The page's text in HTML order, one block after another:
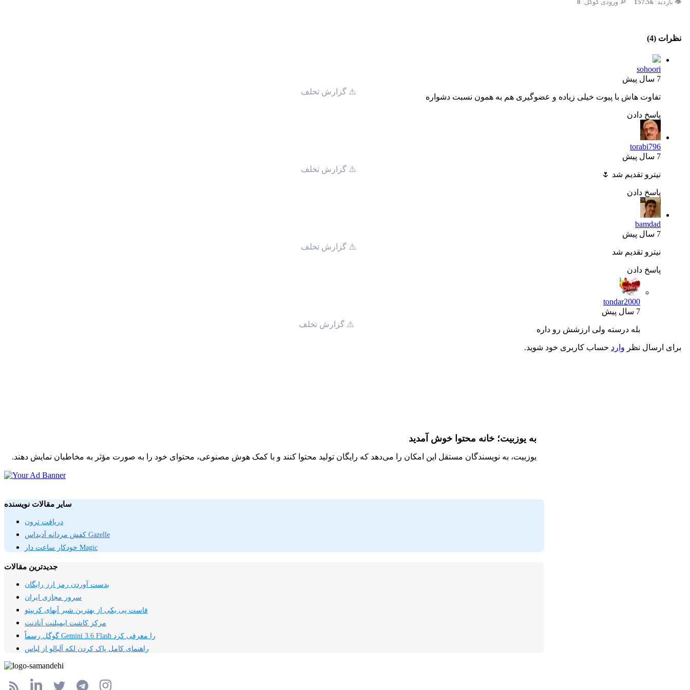
👁️ بازدید: 157.5k 🔎 ورودی گوگل: 0
نظرات (4)
sohoori
7 سال پیش
⚠️ گزارش تخلف
تفاوت هاش با پیوت خیلی زیاده و عضوگیری هم به همون نسبت دشواره
پاسخ دادن
torabi796
7 سال پیش
⚠️ گزارش تخلف
نیترو تقدیم شد 🌷
پاسخ دادن
bamdad
7 سال پیش
⚠️ گزارش تخلف
نیترو تقدیم شد
پاسخ دادن
tondar2000
7 سال پیش
⚠️ گزارش تخلف
بله درسته ولی ارزشش رو داره
برای ارسال نظر وارد حساب کاربری خود شوید.
به یوزبیت؛ خانه محتوا خوش آمدید
یوزبیت، به نویسندگان مستقل این امکان را می‌دهد که رایگان تولید محتوا کنند و با کمک هوش مصنوعی، محتوای خود را به صورت مؤثر به مخاطبان نمایش دهند.
سایر مقالات نویسنده
دریافت ترون
کفش مردانه آدیداس Gazelle
خودکار ساعت دار Magic
جدیدترین مقالات
بدست آوردن رمز ارز رایگان
سرور مجازی ایران
فاست پی یکی از بهترین شیر آبهای کریپتو
مرکز کاشت ایمپلنت آنادنت
گوگل رسماً Gemini 3.6 Flash را معرفی کرد
راهنمای کامل پاک کردن لکه آلبالو از لباس